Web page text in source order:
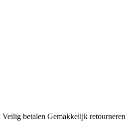
Veilig betalen Gemakkelijk retourneren